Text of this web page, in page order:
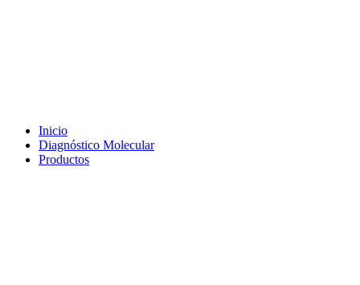
Inicio
Diagnóstico Molecular
Productos